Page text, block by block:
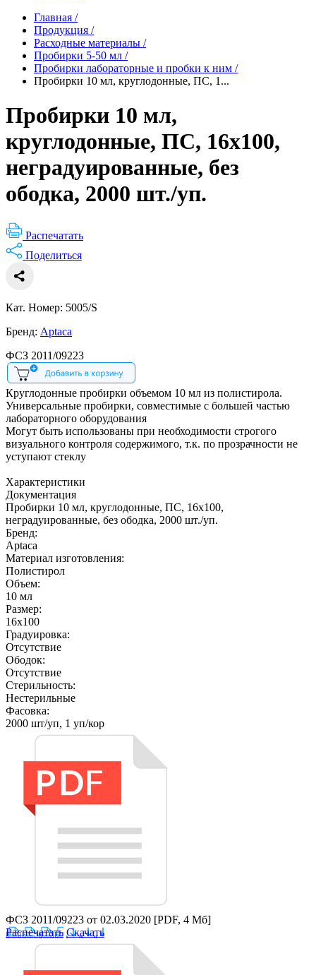
Главная /
Продукция /
Расходные материалы /
Пробирки 5-50 мл /
Пробирки лабораторные и пробки к ним /
Пробирки 10 мл, круглодонные, ПС, 1...
Пробирки 10 мл,
круглодонные, ПС, 16х100,
неградуированные, без
ободка, 2000 шт./уп.
Распечатать
Поделиться
Кат. Номер: 5005/S
Бренд: Aptaca
ФСЗ 2011/09223
Круглодонные пробирки объемом 10 мл из полистирола.
Универсальные пробирки, совместимые с большей частью
лабораторного оборудования
Могут быть использованы при необходимости строгого
визуального контроля содержимого, т.к. по прозрачности не
уступают стеклу
Характеристики
Документация
Пробирки 10 мл, круглодонные, ПС, 16х100,
неградуированные, без ободка, 2000 шт./уп.
Бренд:
Aptaca
Материал изготовления:
Полиcтирол
Объем:
10 мл
Размер:
16х100
Градуировка:
Отсутствие
Ободок:
Отсутствие
Стерильность:
Нестерильные
Фасовка:
2000 шт/уп, 1 уп/кор
ФСЗ 2011/09223 от 02.03.2020 [PDF, 4 Мб]
Распечатать Скачать